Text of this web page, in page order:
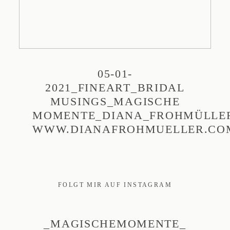
05-01-
2021_FINEART_BRIDAL
MUSINGS_MAGISCHE
FOLGT MIR AUF INSTAGRAM
_MAGISCHEMOMENTE_